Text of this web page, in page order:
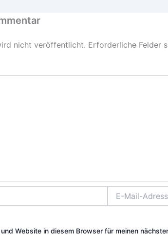
nicht veröffentlicht. Erforderliche Felder
Mail-
Website in diesem Browser für meinen